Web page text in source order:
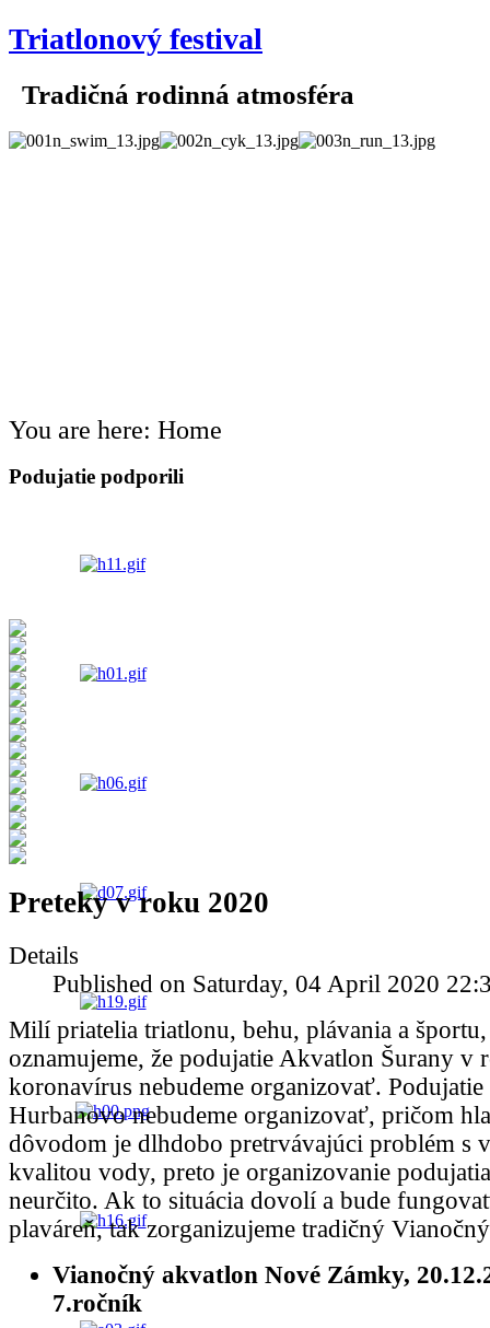
Triatlonový festival
Tradičná rodinná atmosféra
You are here: Home
Podujatie podporili
Preteky v roku 2020
Details
Published on Saturday, 04 April 2020
Milí priatelia triatlonu, behu, plávania a
oznamujeme, že podujatie Akvatlon Šurany v
koronavírus nebudeme organizovať.
Hurbanovo nebudeme organizovať, pričom
dôvodom je dlhdobo pretrvávajúci problém s
kvalitou vody, preto je organizovanie
neurčito. Ak to situácia dovolí a bude
plaváreň, tak zorganizujeme tradičný
Vianočný akvatlon Nové Zámky,
7.ročník